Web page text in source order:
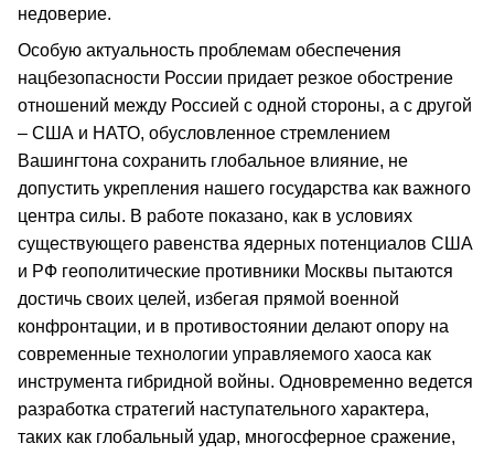
недоверие.
Особую актуальность проблемам обеспечения
нацбезопасности России придает резкое обострение
отношений между Россией с одной стороны, а с другой
– США и НАТО, обусловленное стремлением
Вашингтона сохранить глобальное влияние, не
допустить укрепления нашего государства как важного
центра силы. В работе показано, как в условиях
существующего равенства ядерных потенциалов США
и РФ геополитические противники Москвы пытаются
достичь своих целей, избегая прямой военной
конфронтации, и в противостоянии делают опору на
современные технологии управляемого хаоса как
инструмента гибридной войны. Одновременно ведется
разработка стратегий наступательного характера,
таких как глобальный удар, многосферное сражение,